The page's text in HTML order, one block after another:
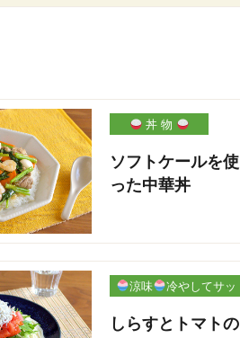
丼 物
ソフトケールを使
った中華丼
涼味
冷やしてサッ
しらすとトマトの